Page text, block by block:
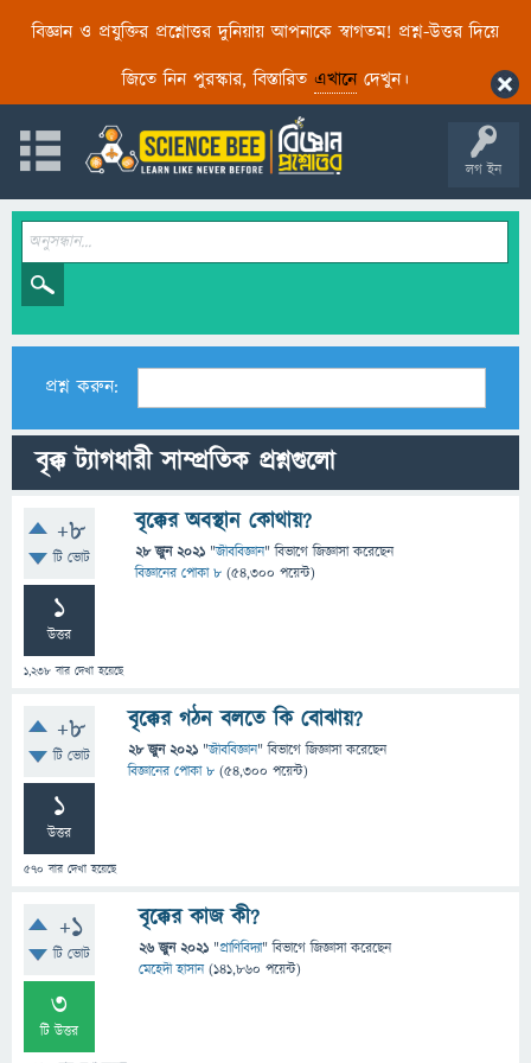
বিজ্ঞান ও প্রযুক্তির প্রশ্নোত্তর দুনিয়ায় আপনাকে স্বাগতম! প্রশ্ন-উত্তর দিয়ে
জিতে নিন পুরস্কার, বিস্তারিত এখানেদেখুন।
লগ ইন
প্রশ্ন করুন:
বৃক্ক ট্যাগধারী সাম্প্রতিক প্রশ্নগুলো
+8
টি ভোট
1
উত্তর
1,238 বার দেখা হয়েছে
বৃক্কের অবস্থান কোথায়?
28 জুন 2021 "জীববিজ্ঞান" বিভাগে জিজ্ঞাসাকরেছেন
বিজ্ঞানের পোকা ৮ (54,300 পয়েন্ট)
+8
টি ভোট
1
উত্তর
570 বার দেখা হয়েছে
বৃক্কের গঠন বলতে কি বোঝায়?
28 জুন 2021 "জীববিজ্ঞান" বিভাগে জিজ্ঞাসাকরেছেন
বিজ্ঞানের পোকা ৮ (54,300 পয়েন্ট)
+1
টি ভোট
3
টি উত্তর
বৃক্কের কাজ কী?
26 জুন 2021 "প্রাণিবিদ্যা" বিভাগে জিজ্ঞাসাকরেছেন
মেহেদী হাসান (141,860 পয়েন্ট)